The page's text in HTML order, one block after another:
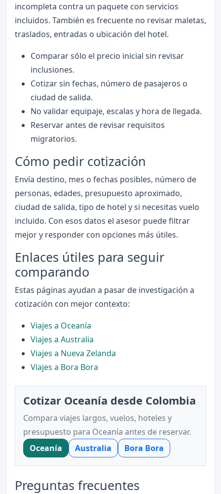
incompleta contra un paquete con servicios
incluidos. También es frecuente no revisar maletas,
traslados, entradas o ubicación del hotel.
Comparar sólo el precio inicial sin revisar
inclusiones.
Cotizar sin fechas, número de pasajeros o
ciudad de salida.
No validar equipaje, escalas y hora de llegada.
Reservar antes de revisar requisitos
migratorios.
Cómo pedir cotización
Envía destino, mes o fechas posibles, número de
personas, edades, presupuesto aproximado,
ciudad de salida, tipo de hotel y si necesitas vuelo
incluido. Con esos datos el asesor puede filtrar
mejor y responder con opciones más útiles.
Enlaces útiles para seguir
comparando
Estas páginas ayudan a pasar de investigación a
cotización con mejor contexto:
Viajes a Oceanía
Viajes a Australia
Viajes a Nueva Zelanda
Viajes a Bora Bora
Cotizar Oceanía desde Colombia
Compara viajes largos, vuelos, hoteles y
presupuesto para Oceanía antes de reservar.
Oceanía
Australia Bora Bora
Preguntas frecuentes